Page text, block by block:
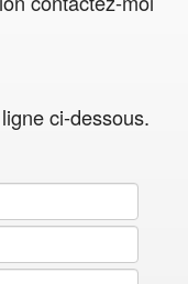
ci-dessous.